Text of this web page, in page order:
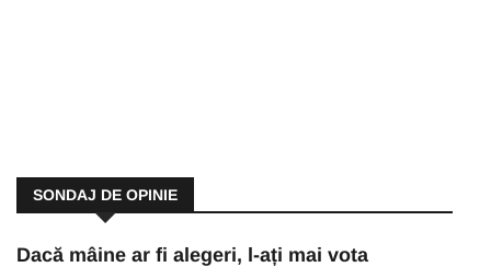
SONDAJ DE OPINIE
Dacă mâine ar fi alegeri, l-ați mai vota